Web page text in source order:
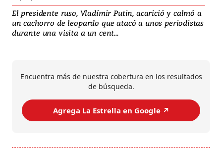
El presidente ruso, Vladímir Putin, acarició y calmó a
un cachorro de leopardo que atacó a unos periodistas
durante una visita a un cent...
Encuentra más de nuestra cobertura en los resultados
de búsqueda.
Agrega La Estrella en Google ↗️